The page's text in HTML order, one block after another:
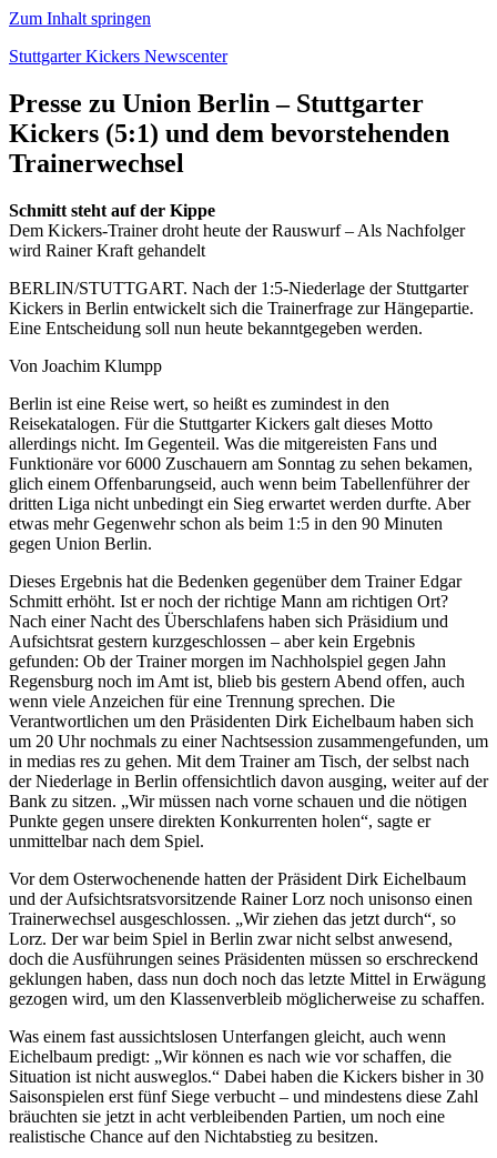
Zum Inhalt springen
Stuttgarter Kickers Newscenter
Presse zu Union Berlin – Stuttgarter
Kickers (5:1) und dem bevorstehenden
Trainerwechsel
Schmitt steht auf der Kippe
Dem Kickers-Trainer droht heute der Rauswurf – Als Nachfolger
wird Rainer Kraft gehandelt
BERLIN/STUTTGART. Nach der 1:5-Niederlage der Stuttgarter
Kickers in Berlin entwickelt sich die Trainerfrage zur Hängepartie.
Eine Entscheidung soll nun heute bekanntgegeben werden.
Von Joachim Klumpp
Berlin ist eine Reise wert, so heißt es zumindest in den
Reisekatalogen. Für die Stuttgarter Kickers galt dieses Motto
allerdings nicht. Im Gegenteil. Was die mitgereisten Fans und
Funktionäre vor 6000 Zuschauern am Sonntag zu sehen bekamen,
glich einem Offenbarungseid, auch wenn beim Tabellenführer der
dritten Liga nicht unbedingt ein Sieg erwartet werden durfte. Aber
etwas mehr Gegenwehr schon als beim 1:5 in den 90 Minuten
gegen Union Berlin.
Dieses Ergebnis hat die Bedenken gegenüber dem Trainer Edgar
Schmitt erhöht. Ist er noch der richtige Mann am richtigen Ort?
Nach einer Nacht des Überschlafens haben sich Präsidium und
Aufsichtsrat gestern kurzgeschlossen – aber kein Ergebnis
gefunden: Ob der Trainer morgen im Nachholspiel gegen Jahn
Regensburg noch im Amt ist, blieb bis gestern Abend offen, auch
wenn viele Anzeichen für eine Trennung sprechen. Die
Verantwortlichen um den Präsidenten Dirk Eichelbaum haben sich
um 20 Uhr nochmals zu einer Nachtsession zusammengefunden, um
in medias res zu gehen. Mit dem Trainer am Tisch, der selbst nach
der Niederlage in Berlin offensichtlich davon ausging, weiter auf der
Bank zu sitzen. „Wir müssen nach vorne schauen und die nötigen
Punkte gegen unsere direkten Konkurrenten holen“, sagte er
unmittelbar nach dem Spiel.
Vor dem Osterwochenende hatten der Präsident Dirk Eichelbaum
und der Aufsichtsratsvorsitzende Rainer Lorz noch unisonso einen
Trainerwechsel ausgeschlossen. „Wir ziehen das jetzt durch“, so
Lorz. Der war beim Spiel in Berlin zwar nicht selbst anwesend,
doch die Ausführungen seines Präsidenten müssen so erschreckend
geklungen haben, dass nun doch noch das letzte Mittel in Erwägung
gezogen wird, um den Klassenverbleib möglicherweise zu schaffen.
Was einem fast aussichtslosen Unterfangen gleicht, auch wenn
Eichelbaum predigt: „Wir können es nach wie vor schaffen, die
Situation ist nicht ausweglos.“ Dabei haben die Kickers bisher in 30
Saisonspielen erst fünf Siege verbucht – und mindestens diese Zahl
bräuchten sie jetzt in acht verbleibenden Partien, um noch eine
realistische Chance auf den Nichtabstieg zu besitzen.